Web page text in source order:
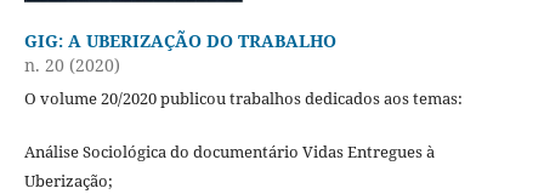
GIG: A UBERIZAÇÃO DO TRABALHO
n. 20 (2020)
O volume 20/2020 publicou trabalhos dedicados aos temas:
Análise Sociológica do documentário Vidas Entregues à
Uberização;